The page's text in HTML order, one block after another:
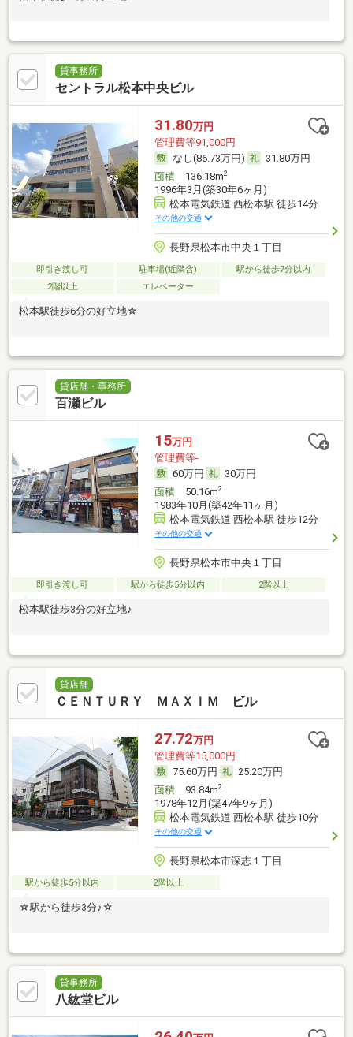
貸事務所
セントラル松本中央ビル
31.80万円
管理費等91,000円
なし(86.73万円)
31.80万円
面積136.18m2
1996年3月(築30年6ヶ月)
松本電気鉄道 西松本駅 徒歩14分
その他の交通
長野県松本市中央１丁目
即引き渡し可 駐車場(近隣含)
駅から徒歩7分以内
2階以上
エレベーター
松本駅徒歩6分の好立地☆
貸店舗・事務所
百瀬ビル
15万円
管理費等-
60万円
30万円
面積50.16m2
1983年10月(築42年11ヶ月)
松本電気鉄道 西松本駅 徒歩12分
その他の交通
長野県松本市中央１丁目
即引き渡し可 駅から徒歩5分以内 2階以上
松本駅徒歩3分の好立地♪
貸店舗
ＣＥＮＴＵＲＹ ＭＡＸＩＭ ビル
27.72万円
管理費等15,000円
75.60万円
25.20万円
面積93.84m2
1978年12月(築47年9ヶ月)
松本電気鉄道 西松本駅 徒歩10分
その他の交通
長野県松本市深志１丁目
駅から徒歩5分以内 2階以上
☆駅から徒歩3分♪☆
貸事務所
八紘堂ビル